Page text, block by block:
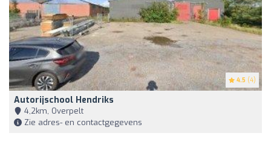
4.5 (4)
Autorijschool Hendriks
4,2km, Overpelt
Zie adres- en contactgegevens